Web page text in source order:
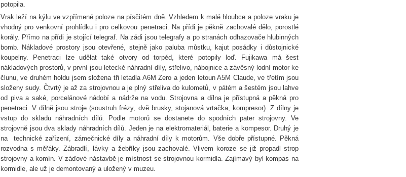
potopila.
Vrak leží na kýlu ve vzpřímené poloze na písčitém dně. Vzhledem k malé hloubce a poloze vraku je
vhodný pro venkovní prohlídku i pro celkovou penetraci. Na přídi je pěkně zachovalé dělo, porostlé
korály. Přímo na přídi je stojící telegraf. Na zádi jsou telegrafy a po stranách odhazovače hlubinných
bomb. Nákladové prostory jsou otevřené, stejně jako paluba můstku, kajut posádky i důstojnické
koupelny. Penetraci lze udělat také otvory od torpéd, které potopily loď. Fujikawa má šest
nákladových prostorů, v první jsou letecké náhradní díly, střelivo, nábojnice a závěsný lodní motor ke
člunu, ve druhém holdu jsem složena tři letadla A6M Zero a jeden letoun A5M Claude, ve třetím jsou
složeny sudy. Čtvrtý je až za strojovnou a je plný střeliva do kulometů, v pátém a šestém jsou lahve
od piva a saké, porcelánové nádobí a nádrže na vodu. Strojovna a dílna je přístupná a pěkná pro
penetraci. V dílně jsou stroje (soustruh frézy, dvě brusky, stojanová vrtačka, kompresor). Z dílny je
vstup do skladu náhradních dílů. Podle motorů se dostanete do spodních pater strojovny. Ve
strojovně jsou dva sklady náhradních dílů. Jeden je na elektromateriál, baterie a kompesor. Druhý je
na technické zařízení, zámečnické díly a náhradní díly k motorům. Vše dobře přístupné. Pěkná
rozvodna s měřáky. Zábradlí, lávky a žebříky jsou zachovalé. Vlivem koroze se již propadl strop
strojovny a komín. V záďové nástavbě je místnost se strojovnou kormidla. Zajímavý byl kompas na
kormidle, ale už je demontovaný a uložený v muzeu.